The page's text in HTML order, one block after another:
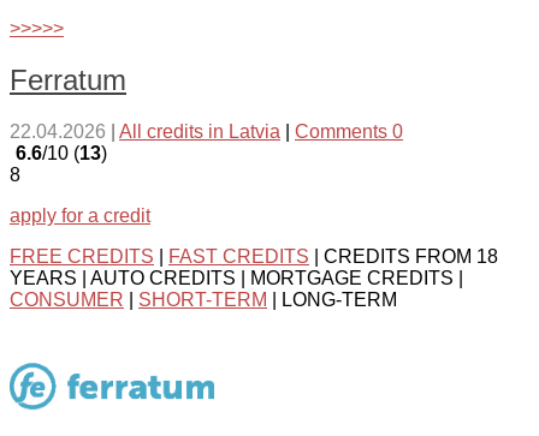
>>>>>
Ferratum
22.04.2026 All credits in Latvia
Comments 0
6.6/10 (13)
8
apply for a credit
FREE CREDITS
FAST CREDITS | CREDITS FROM 18
YEARS | AUTO CREDITS | MORTGAGE CREDITS |
CONSUMER
SHORT-TERM | LONG-TERM